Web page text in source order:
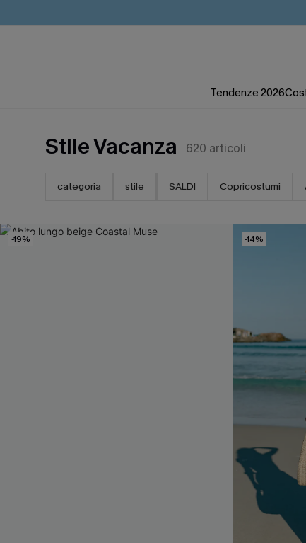
Tendenze 2026
Stile Vacanza 620 articoli
categoria stile SALDI Copricostumi
-19% -14%